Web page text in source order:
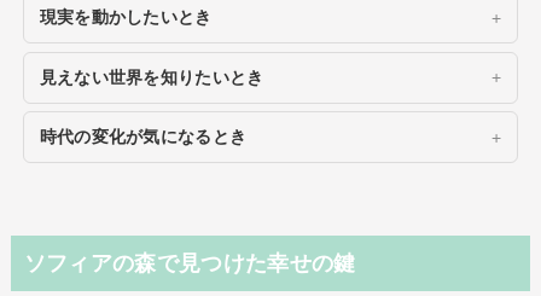
現実を動かしたいとき
見えない世界を知りたいとき
時代の変化が気になるとき
ソフィアの森で見つけた幸せの鍵